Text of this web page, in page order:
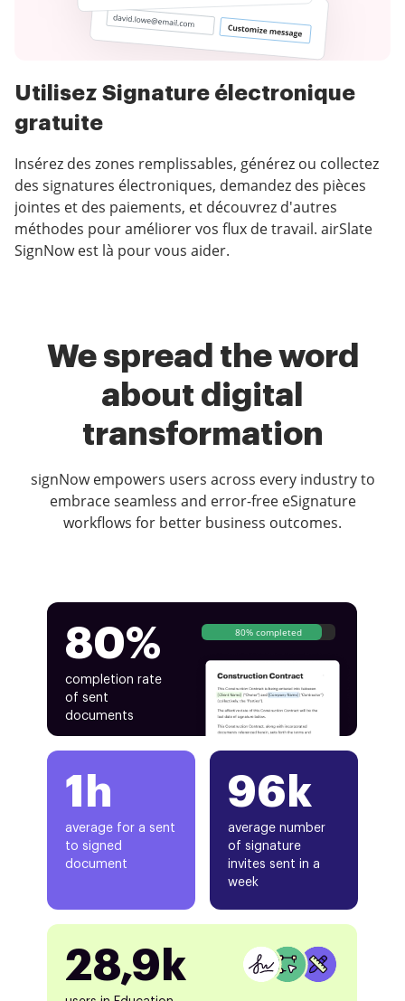
Utilisez Signature électronique
gratuite
Insérez des zones remplissables, générez ou collectez
des signatures électroniques, demandez des pièces
jointes et des paiements, et découvrez d'autres
méthodes pour améliorer vos flux de travail. airSlate
SignNow est là pour vous aider.
We spread the word
about digital
transformation
signNow empowers users across every industry to
embrace seamless and error-free eSignature
workflows for better business outcomes.
80%
completion rate
of sent
documents
80% completed
1h
average for a sent
to signed
document
96k
average number
of signature
invites sent in a
week
28,9k